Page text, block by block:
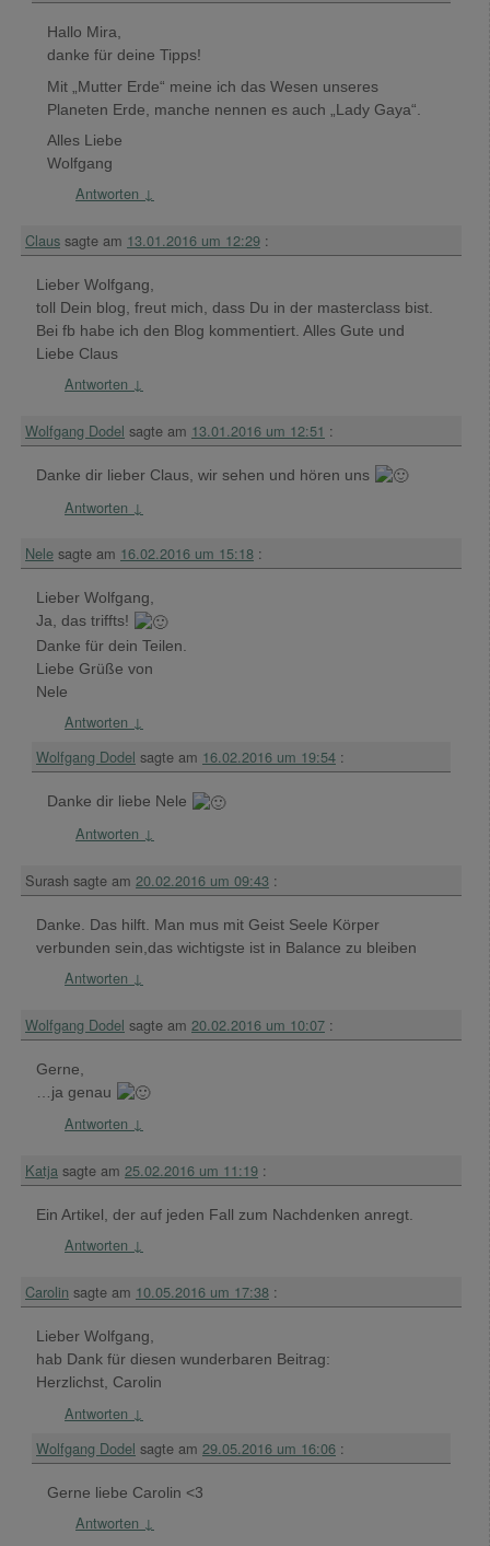
Hallo Mira,
danke für deine Tipps!
Mit „Mutter Erde“ meine ich das Wesen unseres
Planeten Erde, manche nennen es auch „Lady Gaya“.
Alles Liebe
Wolfgang
Antworten ↓
Claus sagte am 13.01.2016 um 12:29 :
Lieber Wolfgang,
toll Dein blog, freut mich, dass Du in der masterclass bist.
Bei fb habe ich den Blog kommentiert. Alles Gute und
Liebe Claus
Antworten ↓
Wolfgang Dodel sagte am 13.01.2016 um 12:51 :
Danke dir lieber Claus, wir sehen und hören uns
Antworten ↓
Nele sagte am 16.02.2016 um 15:18 :
Lieber Wolfgang,
Ja, das triffts!
Danke für dein Teilen.
Liebe Grüße von
Nele
Antworten ↓
Wolfgang Dodel sagte am 16.02.2016 um 19:54 :
Danke dir liebe Nele
Antworten ↓
Surash sagte am 20.02.2016 um 09:43 :
Danke. Das hilft. Man mus mit Geist Seele Körper
verbunden sein,das wichtigste ist in Balance zu bleiben
Antworten ↓
Wolfgang Dodel sagte am 20.02.2016 um 10:07 :
Gerne,
…ja genau
Antworten ↓
Katja sagte am 25.02.2016 um 11:19 :
Ein Artikel, der auf jeden Fall zum Nachdenken anregt.
Antworten ↓
Carolin sagte am 10.05.2016 um 17:38 :
Lieber Wolfgang,
hab Dank für diesen wunderbaren Beitrag:
Herzlichst, Carolin
Antworten ↓
Wolfgang Dodel sagte am 29.05.2016 um 16:06 :
Gerne liebe Carolin <3
Antworten ↓